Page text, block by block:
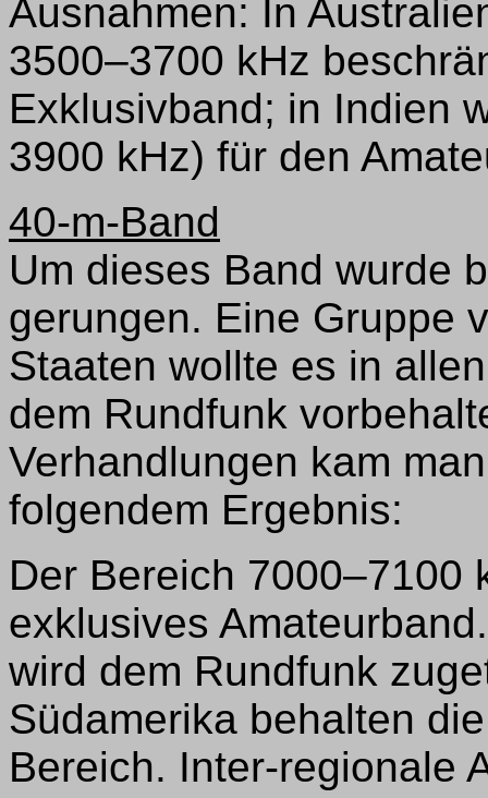
Ausnahmen: In
3500–3700 kHz
Exklusivband; in Indien
3900 kHz) für den
40-m-Band
Um dieses Band wurde
gerungen. Eine Gruppe
Staaten wollte es in
dem Rundfunk
Verhandlungen kam
folgendem Ergebnis:
Der Bereich 7000–7100
exklusives
wird dem Rundfunk
Südamerika behalten
Bereich. Inter-regionale